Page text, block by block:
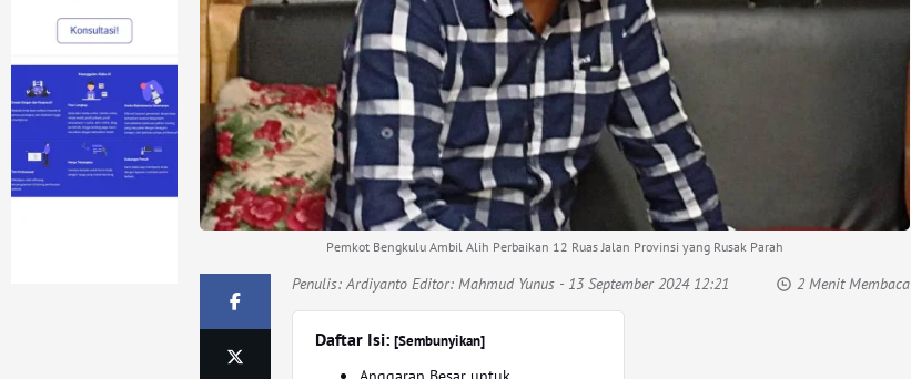
Pemkot Bengkulu Ambil Alih Perbaikan 12 Ruas Jalan Provinsi yang Rusak Parah
Penulis:Ardiyanto Editor: Mahmud Yunus - 13 September 2024 12:21 2 Menit Membaca
Daftar Isi:[Sembunyikan]